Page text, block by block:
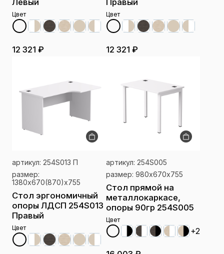
Цвет
12 321 ₽
Цвет
12 321 ₽
артикул: 254S013 П
размер:
1380х670(870)x755
Стол эргономичный
опоры ЛДСП 254S013
Правый
Цвет
артикул: 254S005
размер: 980х670x755
Стол прямой на
металлокаркасе,
опоры 90гр 254S005
Цвет
+2